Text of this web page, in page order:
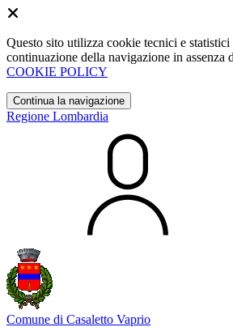
Questo sito utilizza cookie tecnici e
continuazione della navigazione in
COOKIE POLICY
Continua la navigazione
Regione Lombardia
Comune di Casaletto Vaprio